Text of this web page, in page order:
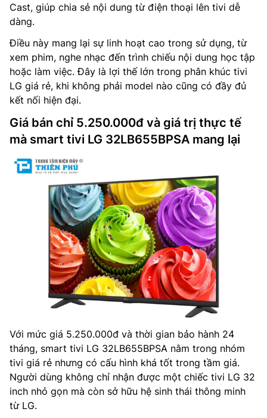
Cast, giúp chia sẻ nội dung từ điện thoại lên tivi dễ
dàng.
Điều này mang lại sự linh hoạt cao trong sử dụng, từ
xem phim, nghe nhạc đến trình chiếu nội dung học tập
hoặc làm việc. Đây là lợi thế lớn trong phân khúc tivi
LG giá rẻ, khi không phải model nào cũng có đầy đủ
kết nối hiện đại.
Giá bán chỉ 5.250.000đ và giá trị thực tế
mà smart tivi LG 32LB655BPSA mang lại
Với mức giá 5.250.000đ và thời gian bảo hành 24
tháng, smart tivi LG 32LB655BPSA nằm trong nhóm
tivi giá rẻ nhưng có cấu hình khá tốt trong tầm giá.
Người dùng không chỉ nhận được một chiếc tivi LG 32
inch nhỏ gọn mà còn sở hữu hệ sinh thái thông minh
từ LG.